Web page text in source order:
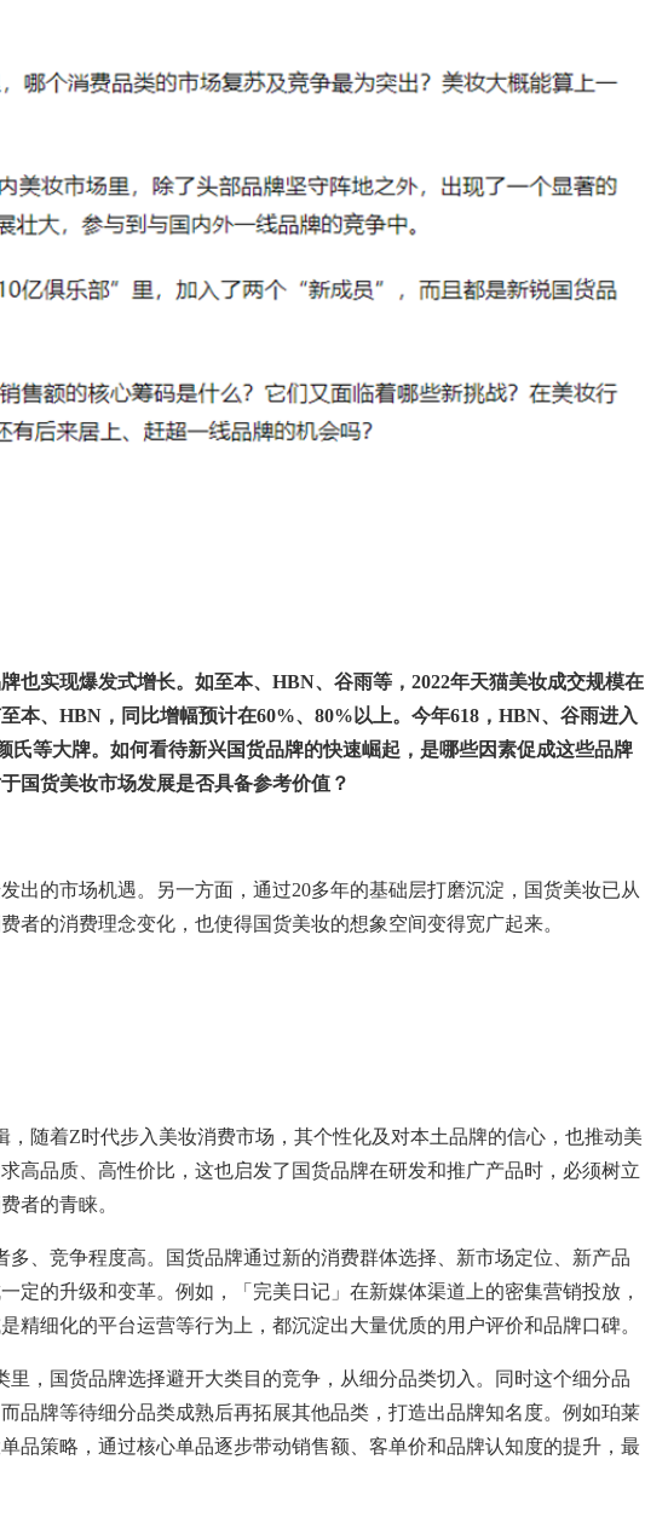
也实现爆发式增长。如至本、 HBN、谷雨等， 2022年天猫美妆成交规模在
本、 HBN ，同比增幅预计在60%、 80% 以上。今年618 ， HBN、谷雨进入
氏等大牌。如何看待新兴国货品牌的快速崛起，是哪些因素促成这些品牌
国货美妆市场发展是否具备参考价值？
出的市场机遇。另一方面，通过20多年的基础层打磨沉淀，国货美妆已从
者的消费理念变化，也使得国货美妆的想象空间变得宽广起来。
，随着Z时代步入美妆消费市场，其个性化及对本土品牌的信心，也推动美
高品质、高性价比，这也启发了国货品牌在研发和推广产品时，必须树立
者的青睐。
多、竞争程度高。国货品牌通过新的消费群体选择、新市场定位、新产品
定的升级和变革。例如，「完美日记」在新媒体渠道上的密集营销投放，
精细化的平台运营等行为上，都沉淀出大量优质的用户评价和品牌口碑。
里，国货品牌选择避开大类目的竞争，从细分品类切入。同时这个细分品
品牌等待细分品类成熟后再拓展其他品类，打造出品牌知名度。例如珀莱
品策略，通过核心单品逐步带动销售额、客单价和品牌认知度的提升，最